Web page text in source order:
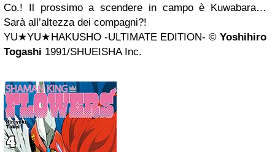
Co.! Il prossimo a scendere in campo è Kuwabara…
Sarà all’altezza dei compagni?!
YU★YU★HAKUSHO -ULTIMATE EDITION- © Yoshihiro
Togashi 1991/SHUEISHA Inc.